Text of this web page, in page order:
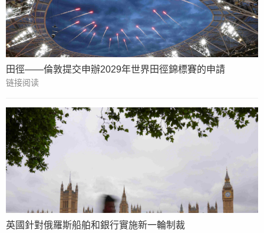
田徑——倫敦提交申辦2029年世界田徑錦標賽的申請
链接阅读
英國針對俄羅斯船舶和銀行實施新一輪制裁